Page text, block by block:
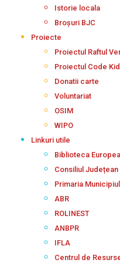
Istorie locala
Broșuri BJC
Proiecte
Proiectul Raftul
Proiectul Code
Donatii carte
Voluntariat
OSIM
WIPO
Linkuri utile
Biblioteca
Consiliul
Primaria
ABR
ROLINEST
ANBPR
IFLA
Centrul de